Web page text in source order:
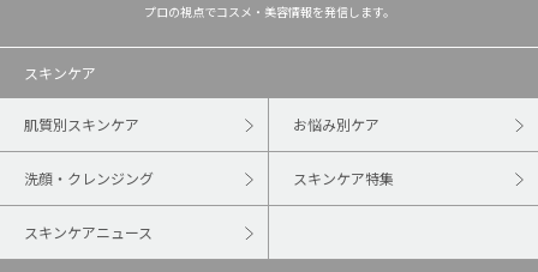
プロの視点でコスメ・美容情報を発信します。
スキンケア
肌質別スキンケア お悩み別ケア
洗顔・クレンジング スキンケア特集
スキンケアニュース